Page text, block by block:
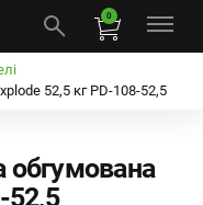
0
52,5 кг PD-108-52,5
обгумована
52,5